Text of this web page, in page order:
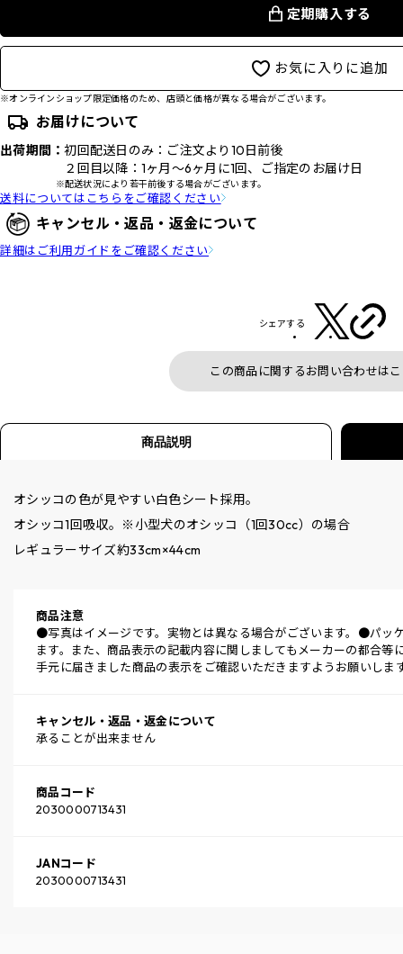
定期購入する
お気に入りに追加
※オンラインショップ限定価格のため、店頭と価格が異なる場合がございます。
お届けについて
出荷期間：初回配送日のみ：ご注文より10日前後
２回目以降：1ヶ月～6ヶ月に1回、ご指定のお届け日
※配送状況により若干前後する場合がございます。
送料についてはこちらをご確認ください
キャンセル・返品・返金について
詳細はご利用ガイドをご確認ください
シェアする
この商品に関するお問い合わせは
商品説明
オシッコの色が見やすい白色シート採用。
オシッコ1回吸収。※小型犬のオシッコ（1回30cc）の場合
レギュラーサイズ約33cm×44cm
商品注意
●写真はイメージです。実物とは異なる場合がございます。●パッ
ます。また、商品表示の記載内容に関しましてもメーカーの都合等
手元に届きました商品の表示をご確認いただきますようお願いしま
キャンセル・返品・返金について
承ることが出来ません
商品コード
2030000713431
JANコード
2030000713431